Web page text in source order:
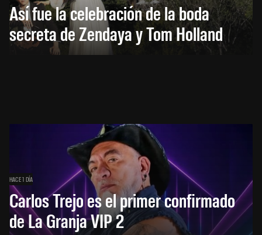
Así fue la celebración de la boda
secreta de Zendaya y Tom Holland
HACE 1 DÍA
Carlos Trejo es el primer confirmado
de La Granja VIP 2